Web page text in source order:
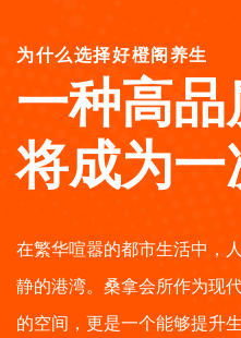
为什么选择好橙阁养生
一种高
将成为
在繁华喧嚣的都市生活中，
静的港湾。桑拿会所作为现
的空间，更是一个能够提升